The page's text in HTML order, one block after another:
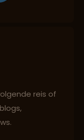
en milieu
reis of